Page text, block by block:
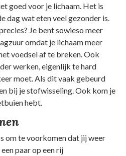
goed voor je lichaam. Het is
dag wat eten veel gezonder is.
Je bent sowieso meer
omdat je lichaam meer
voedsel af te breken. Ook
werken, eigenlijk te hard
moet. Als dit vaak gebeurd
bij je stofwisseling. Ook kom je
hebt.
om te voorkomen dat jij weer
paar op een rij